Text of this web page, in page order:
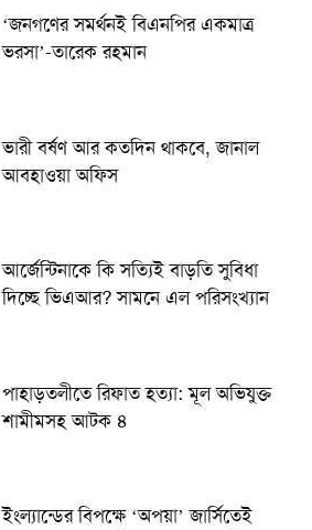
‘জনগণের সমর্থনই বিএনপির একমাত্র
ভরসা’-তারেক রহমান
ভারী বর্ষণ আর কতদিন থাকবে, জানাল
আবহাওয়া অফিস
আর্জেন্টিনাকে কি সত্যিই বাড়তি সুবিধা
দিচ্ছে ভিএআর? সামনে এল পরিসংখ্যান
পাহাড়তলীতে রিফাত হত্যা: মূল অভিযুক্ত
শামীমসহ আটক ৪
ইংল্যান্ডের বিপক্ষে ‘অপয়া’ জার্সিতেই